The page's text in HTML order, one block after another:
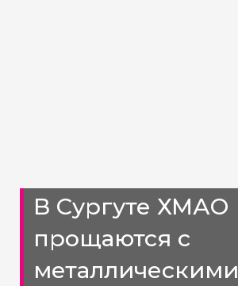
В Сургуте ХМАО
прощаются с
металлическими